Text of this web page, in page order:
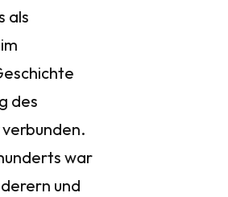
als
des
war
und